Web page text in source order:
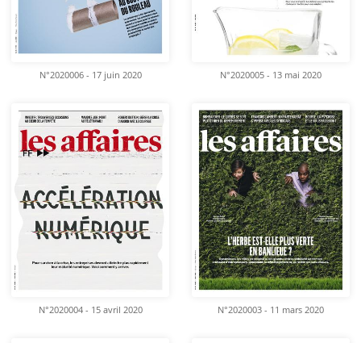
N°2020006 - 17 juin 2020 N°2020005 - 13 mai 2020
N°2020004 - 15 avril 2020 N°2020003 - 11 mars 2020